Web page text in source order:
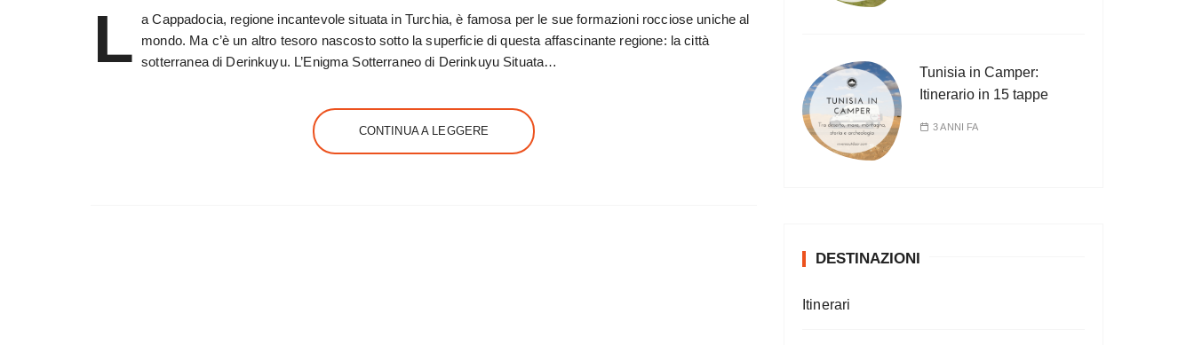
L a Cappadocia, regione incantevole situata in Turchia, è famosa per le sue formazioni rocciose uniche al
mondo. Ma c’è un altro tesoro nascosto sotto la superficie di questa affascinante regione: la città
sotterranea di Derinkuyu. L’Enigma Sotterraneo di Derinkuyu Situata…
CONTINUA A LEGGERE
Tunisia in Camper:
Itinerario in 15 tappe
3 ANNI FA
DESTINAZIONI
Itinerari